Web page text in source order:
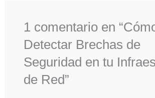
1 comentario en
Detectar Brechas de
Seguridad en tu
de Red”